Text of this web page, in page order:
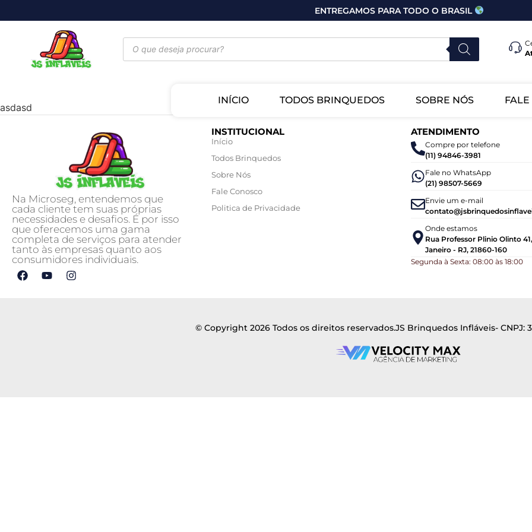
ENTREGAMOS PARA TODO O BRASIL
INÍCIO TODOS BRINQUEDOS SOBRE NÓS FALE
asdasd
Na Microseg, entendemos que
cada cliente tem suas próprias
necessidades e desafios. É por isso
que oferecemos uma gama
completa de serviços para atender
tanto às empresas quanto aos
consumidores individuais.
INSTITUCIONAL
Início
Todos Brinquedos
Sobre Nós
Fale Conosco
Politica de Privacidade
ATENDIMENTO
Compre por telefone
(11) 94846-3981
Fale no WhatsApp
(21) 98507-5669
Envie um e-mail
Onde estamos
Rua Professor Plinio Olinto
Janeiro - RJ, 21860-160
Segunda à Sexta: 08:00 às 18:00
© Copyright 2026 Todos os direitos reservados.JS Brinquedos Infláveis- CNPJ: